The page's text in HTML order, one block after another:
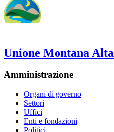
Unione Montana
Amministrazione
Organi di governo
Settori
Uffici
Enti e fondazioni
Politici